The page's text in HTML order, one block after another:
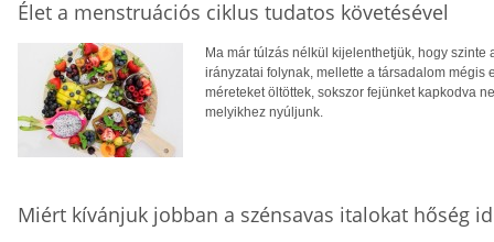
Élet a menstruációs ciklus tudatos követésével
Ma már túlzás nélkül kijelenthetjük, hogy
irányzatai folynak, mellette a társadalom mégis
méreteket öltöttek, sokszor fejünket kapkodva
melyikhez nyúljunk.
Miért kívánjuk jobban a szénsavas italokat hőség